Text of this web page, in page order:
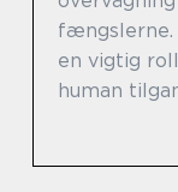
fængslerne.
en vigtig
human